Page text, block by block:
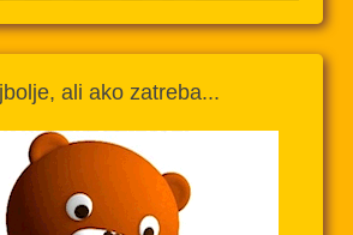
ali ako zatreba...